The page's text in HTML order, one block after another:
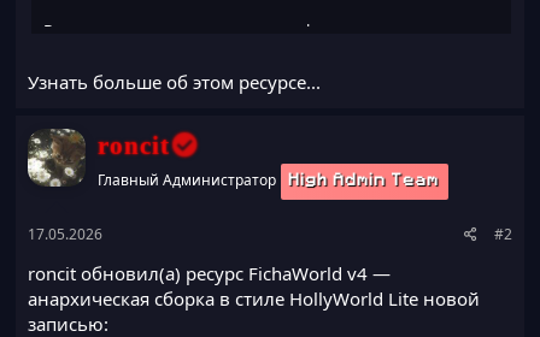
Внутри присутствуют готовые конфиги, настроенные
системы, меню, ивенты и другие элементы...
Узнать больше об этом ресурсе...
roncit
Главный Администратор High Admin Team
17.05.2026 #2
roncit обновил(а) ресурс FichaWorld v4 —
анархическая сборка в стиле HollyWorld Lite новой
записью: